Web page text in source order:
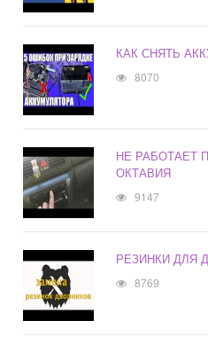
КАК СНЯТЬ
8070
НЕ РАБОТАЕТ
ОКТАВИЯ
9147
РЕЗИНКИ ДЛЯ
8769